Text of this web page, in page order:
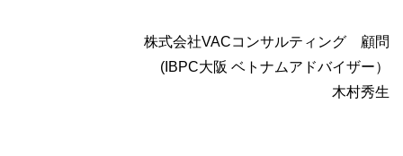
株式会社VACコンサルティング 顧問
(IBPC大阪 ベトナムアドバイザー）
木村秀生